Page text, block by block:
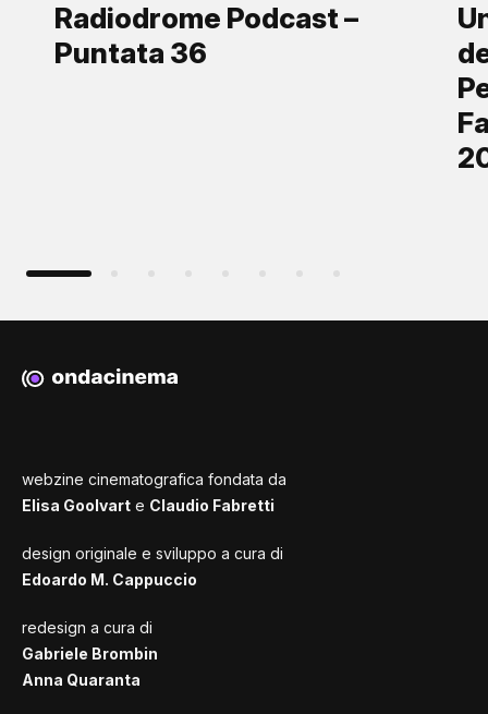
Radiodrome Podcast –
Puntata 36
webzine cinematografica fondata da
Elisa Goolvart e Claudio Fabretti
design originale e sviluppo a cura di
Edoardo M. Cappuccio
redesign a cura di
Gabriele Brombin
Anna Quaranta